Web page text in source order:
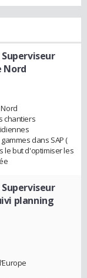
Superviseur
Nord
chantiers
dans SAP (
le but d'optimiser les
Superviseur
planning